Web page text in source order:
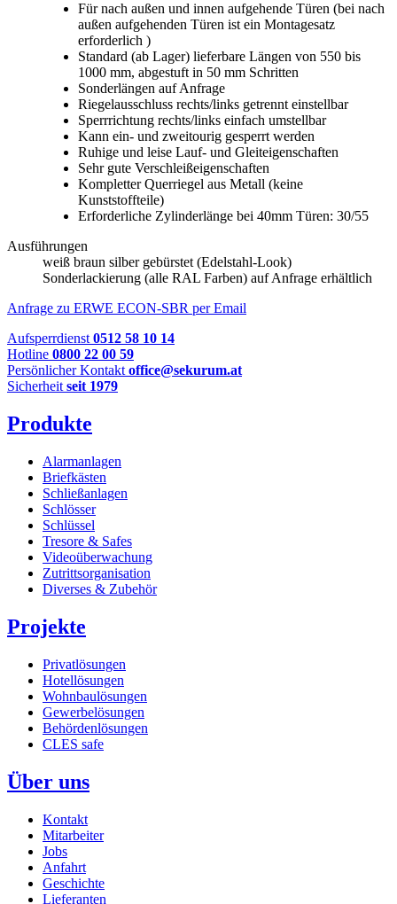
Für nach außen und innen aufgehende Türen (bei nach
außen aufgehenden Türen ist ein Montagesatz
erforderlich )
Standard (ab Lager) lieferbare Längen von 550 bis
1000 mm, abgestuft in 50 mm Schritten
Sonderlängen auf Anfrage
Riegelausschluss rechts/links getrennt einstellbar
Sperrrichtung rechts/links einfach umstellbar
Kann ein- und zweitourig gesperrt werden
Ruhige und leise Lauf- und Gleiteigenschaften
Sehr gute Verschleißeigenschaften
Kompletter Querriegel aus Metall (keine
Kunststoffteile)
Erforderliche Zylinderlänge bei 40mm Türen: 30/55
Ausführungen
weiß braun silber gebürstet (Edelstahl-Look)
Sonderlackierung (alle RAL Farben) auf Anfrage erhältlich
Anfrage zu ERWE ECON-SBR per Email
Aufsperrdienst 0512 58 10 14
Hotline 0800 22 00 59
Persönlicher Kontakt office@sekurum.at
Sicherheit seit 1979
Produkte
Alarmanlagen
Briefkästen
Schließanlagen
Schlösser
Schlüssel
Tresore & Safes
Videoüberwachung
Zutrittsorganisation
Diverses & Zubehör
Projekte
Privatlösungen
Hotellösungen
Wohnbaulösungen
Gewerbelösungen
Behördenlösungen
CLES safe
Über uns
Kontakt
Mitarbeiter
Jobs
Anfahrt
Geschichte
Lieferanten